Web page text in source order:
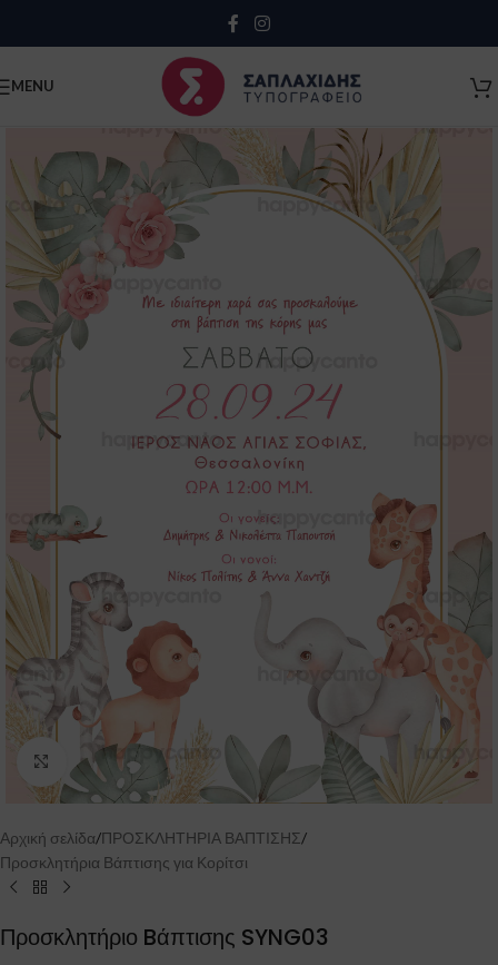
Κλείσιμο
MENU
Click to enlarge
Αρχική σελίδα/ΠΡΟΣΚΛΗΤΗΡΙΑ ΒΑΠΤΙΣΗΣ/
Προσκλητήρια Βάπτισης για Κορίτσι
Προσκλητήριο Bάπτισης SYNG03